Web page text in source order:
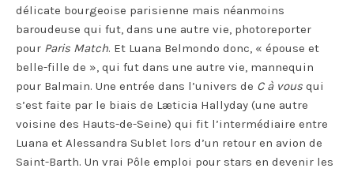
délicate bourgeoise parisienne mais néanmoins
baroudeuse qui fut, dans une autre vie, photoreporter
pour Paris Match. Et Luana Belmondo donc, « épouse et
belle-fille de », qui fut dans une autre vie, mannequin
pour Balmain. Une entrée dans l’univers de C à vous qui
s’est faite par le biais de Læticia Hallyday (une autre
voisine des Hauts-de-Seine) qui fit l’intermédiaire entre
Luana et Alessandra Sublet lors d’un retour en avion de
Saint-Barth. Un vrai Pôle emploi pour stars en devenir les